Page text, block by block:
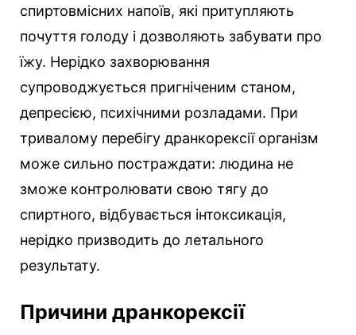
спиртовмісних напоїв, які притупляють
почуття голоду і дозволяють забувати про
їжу. Нерідко захворювання
супроводжується пригніченим станом,
депресією, психічними розладами. При
тривалому перебігу дранкорексії організм
може сильно постраждати: людина не
зможе контролювати свою тягу до
спиртного, відбувається інтоксикація,
нерідко призводить до летального
результату.
Причини дранкорексії